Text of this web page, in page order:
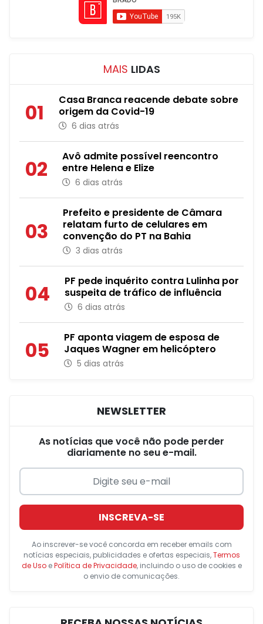
MAIS LIDAS
01
Casa Branca reacende debate sobre
origem da Covid-19
6 dias atrás
02
Avô admite possível reencontro
entre Helena e Elize
6 dias atrás
03
Prefeito e presidente de Câmara
relatam furto de celulares em
convenção do PT na Bahia
3 dias atrás
04
PF pede inquérito contra Lulinha por
suspeita de tráfico de influência
6 dias atrás
05
PF aponta viagem de esposa de
Jaques Wagner em helicóptero
5 dias atrás
NEWSLETTER
As notícias que você não pode perder
diariamente no seu e-mail.
INSCREVA-SE
Ao inscrever-se você concorda em receber emails com
notícias especiais, publicidades e ofertas especiais,Termos
de UsoePolítica de Privacidade, incluindo o uso de cookies e
o envio de comunicações.